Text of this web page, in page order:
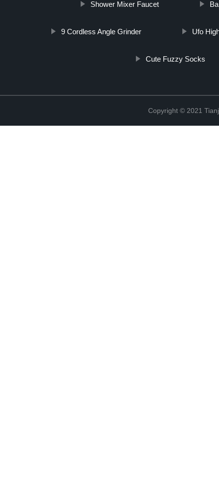
Shower Mixer Faucet
9 Cordless Angle Grinder Ufo
Cute Fuzzy Socks
Copyright © 2021